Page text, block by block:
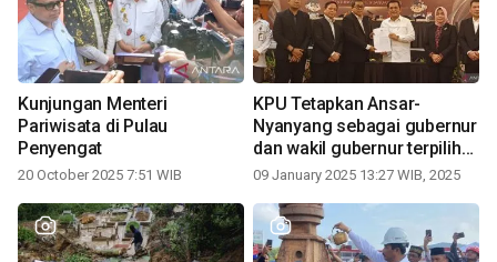
Kunjungan Menteri
Pariwisata di Pulau
Penyengat
20 October 2025 7:51 WIB
KPU Tetapkan Ansar-
Nyanyang sebagai gubernur
dan wakil gubernur terpilih
periode 2025-2030
09 January 2025 13:27 WIB, 2025